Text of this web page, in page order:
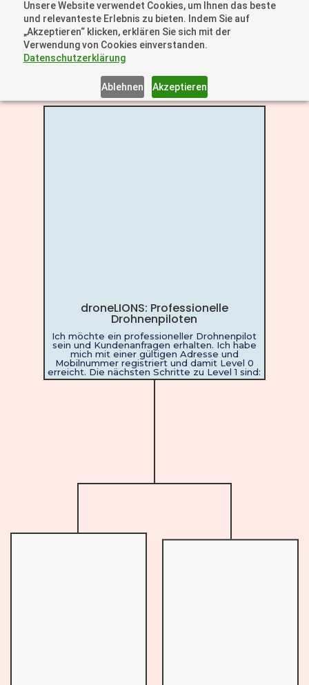
Unsere Website verwendet Cookies, um Ihnen das beste
und relevanteste Erlebnis zu bieten. Indem Sie auf
„Akzeptieren“ klicken, erklären Sie sich mit der
Verwendung von Cookies einverstanden.
Datenschutzerklärung
Ablehnen Akzeptieren
+41 44505 6667 oder +49 157 3598 0006
info@dronelions.academy
droneLIONS: Professionelle
Drohnenpiloten
Ich möchte ein professioneller Drohnenpilot
sein und Kundenanfragen erhalten. Ich habe
mich mit einer gültigen Adresse und
Mobilnummer registriert und damit Level 0
erreicht. Die nächsten Schritte zu Level 1 sind: